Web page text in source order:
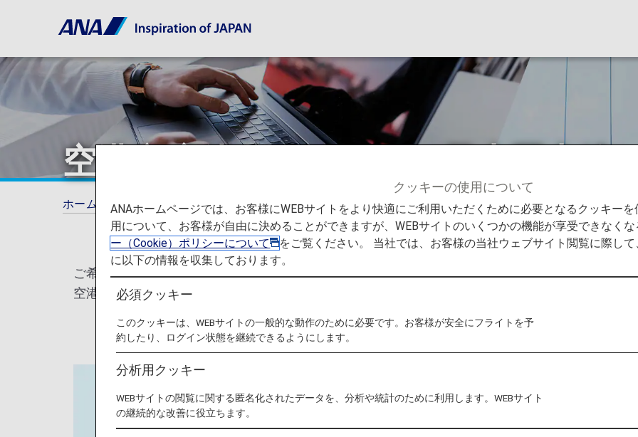
空港空席待ちについて（日本国内線
ホーム ご利用ガイド 空港空席待ちについて（日本国内線）
ご希望の便が満席の場合、空席待ちを承ります。インターネット空席待ちについてはこちらをご
空港空席待ちの状況は、オンラインでリアルタイムに確認できます。
クッキーの使用について
ANAホームページでは、お客様にWEBサイトをより快適にご利用いただくために必要となるクッキー
用について、お客様が自由に決めることができますが、WEBサイトのいくつかの機能が享受できなく
ー（Cookie）ポリシーについて
をご覧ください。 当社では、お客様の当社ウェブサイト閲覧に際し
に以下の情報を収集しております。
必須クッキー
このクッキーは、WEBサイトの一般的な動作のために必要です。お客様が安全にフライトを予
約したり、ログイン状態を継続できるようにします。
分析用クッキー
WEBサイトの閲覧に関する匿名化されたデータを、分析や統計のために利用します。WEBサイト
の継続的な改善に役立ちます。